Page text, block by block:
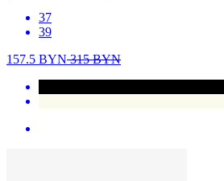
37
39
157.5 BYN315BYN